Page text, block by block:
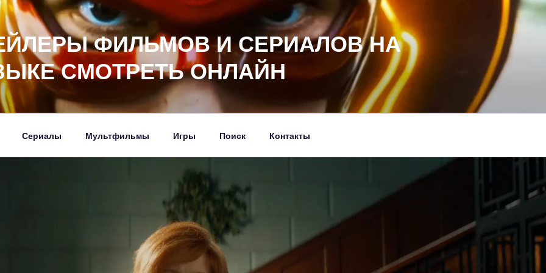
ФИЛЬМОВ И СЕРИАЛОВ НА
СМОТРЕТЬ ОНЛАЙН
Сериалы Мультфильмы Игры Поиск Контакты